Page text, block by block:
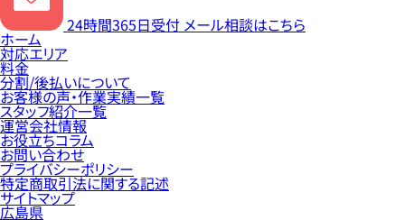
24時間365日受付 メール相談はこちら
ホーム
対応エリア
料金
分割/後払いについて
お客様の声・作業実績一覧
スタッフ紹介一覧
運営会社情報
お役立ちコラム
お問い合わせ
プライバシーポリシー
特定商取引法に関する記述
サイトマップ
広島県